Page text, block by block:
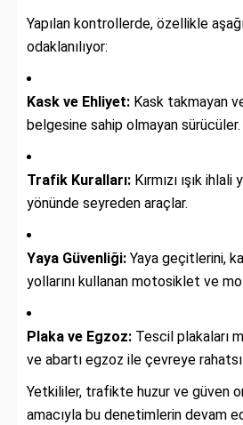
Yapılan kontrollerde, özellikle
odaklanılıyor:
Kask ve Ehliyet: Kask takmayan
belgesine sahip olmayan sürücüler.
Trafik Kuralları: Kırmızı ışık
yönünde seyreden araçlar.
Yaya Güvenliği: Yaya geçitlerini,
yollarını kullanan motosiklet ve
Plaka ve Egzoz: Tescil plakaları
ve abartı egzoz ile çevreye
Yetkililer, trafikte huzur ve güven
amacıyla bu denetimlerin devam